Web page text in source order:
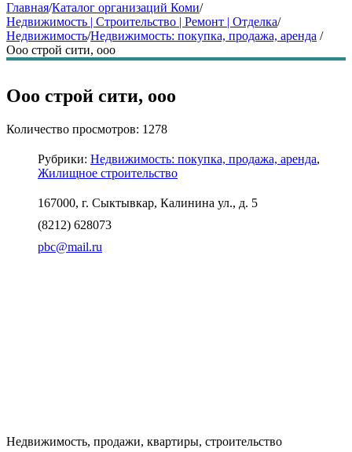
Главная/Каталог организаций Коми/
Недвижимость | Строительство | Ремонт | Отделка/
Недвижимость/Недвижимость: покупка, продажа, аренда /
Ооо строй сити, ооо
Ооо строй сити, ооо
Количество просмотров: 1278
Рубрики: Недвижимость: покупка, продажа, аренда
Жилищное строительство
167000, г. Сыктывкар, Калинина ул., д. 5
(8212) 628073
pbc@mail.ru
Недвижимость, продажи, квартиры, строительство